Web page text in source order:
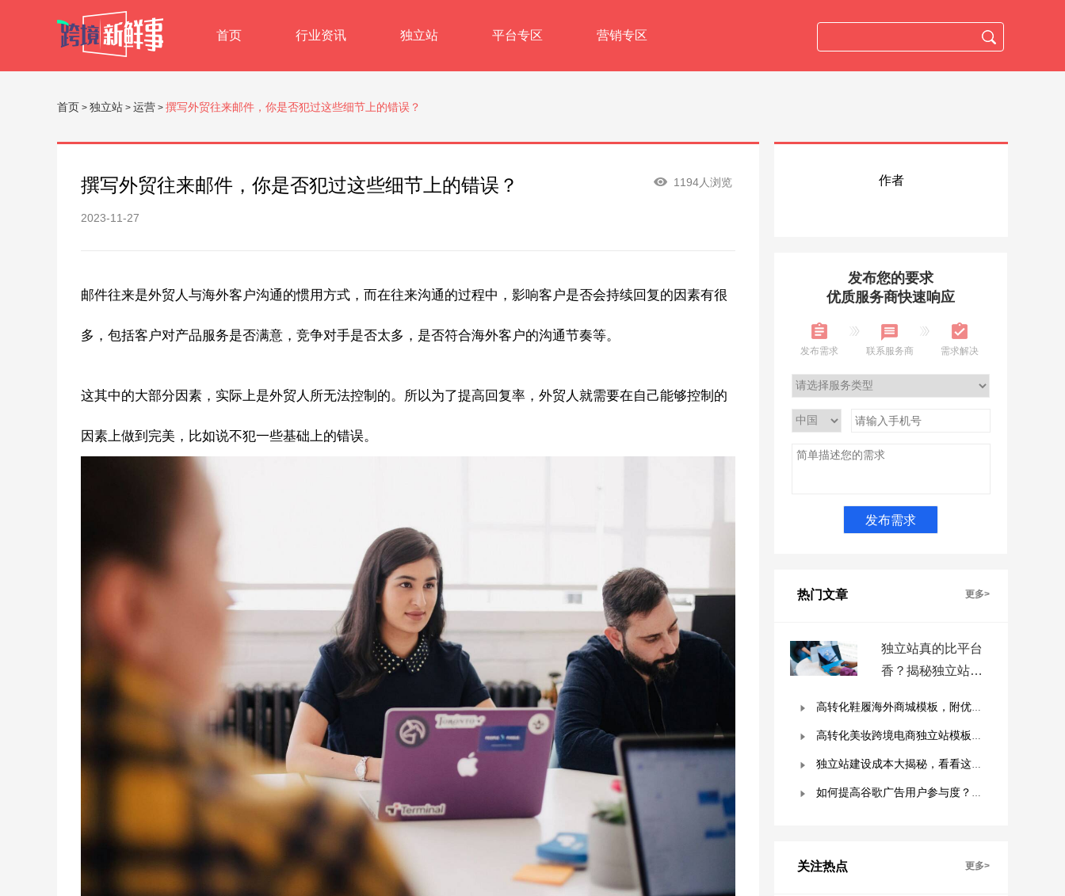
首页 行业资讯 独立站 平台专区 营销专区
首页 > 独立站 > 运营 > 撰写外贸往来邮件，你是否犯过这些细节上的错误？
撰写外贸往来邮件，你是否犯过这些细节上的错误？
2023-11-27
1194人浏览
邮件往来是外贸人与海外客户沟通的惯用方式，而在往来沟通的过程中，影响客户是否会持续回复的因素有很
多，包括客户对产品服务是否满意，竞争对手是否太多，是否符合海外客户的沟通节奏等。
这其中的大部分因素，实际上是外贸人所无法控制的。所以为了提高回复率，外贸人就需要在自己能够控制的
因素上做到完美，比如说不犯一些基础上的错误。
作者
发布您的要求
优质服务商快速响应
发布需求 联系服务商 需求解决
热门文章 更多>
独立站真的比平台
香？揭秘独立站被
关注热点 更多>